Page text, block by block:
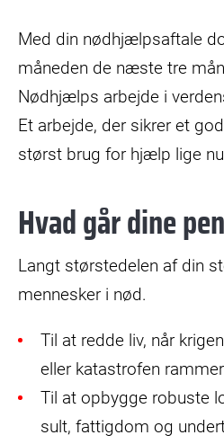
Med din nødhjælpsaftale
måneden de næste tre
Nødhjælps arbejde i
Et arbejde, der sikrer et
størst brug for hjælp lige
Hvad går dine
Langt størstedelen af din
mennesker i nød.
Til at redde liv, når
eller katastrofen rammer
Til at opbygge robuste
sult, fattigdom og